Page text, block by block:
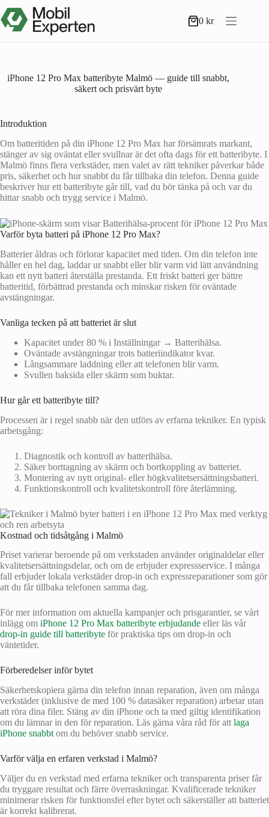
till
innehåll
Varukorg
0kr
iPhone 12 Pro Max batteribyte Malmö — guide till snabbt,
säkert och prisvärt byte
Introduktion
Om batteritiden på din iPhone 12 Pro Max har försämrats markant,
stänger av sig oväntat eller svullnar är det ofta dags för ett batteribyte. I
Malmö finns flera verkstäder, men valet av rätt tekniker påverkar både
pris, säkerhet och hur snabbt du får tillbaka din telefon. Denna guide
beskriver hur ett batteribyte går till, vad du bör tänka på och var du
hittar snabb och trygg service i Malmö.
Varför byta batteri på iPhone 12 Pro Max?
Batterier åldras och förlorar kapacitet med tiden. Om din telefon inte
håller en hel dag, laddar ur snabbt eller blir varm vid lätt användning
kan ett nytt batteri återställa prestanda. Ett friskt batteri ger bättre
batteritid, förbättrad prestanda och minskar risken för oväntade
avstängningar.
Vanliga tecken på att batteriet är slut
Kapacitet under 80 % i Inställningar → Batterihälsa.
Oväntade avstängningar trots batteriindikator kvar.
Långsammare laddning eller att telefonen blir varm.
Svullen baksida eller skärm som buktar.
Hur går ett batteribyte till?
Processen är i regel snabb när den utförs av erfarna tekniker. En typisk
arbetsgång:
Diagnostik och kontroll av batterihälsa.
Säker borttagning av skärm och bortkoppling av batteriet.
Montering av nytt original- eller högkvalitetsersättningsbatteri.
Funktionskontroll och kvalitetskontroll före återlämning.
Kostnad och tidsåtgång i Malmö
Priset varierar beroende på om verkstaden använder originaldelar eller
kvalitetsersättningsdelar, och om de erbjuder expressservice. I många
fall erbjuder lokala verkstäder drop‑in och expressreparationer som gör
att du får tillbaka telefonen samma dag.
För mer information om aktuella kampanjer och prisgarantier, se vårt
inlägg om iPhone 12 Pro Max batteribyte erbjudande eller läs vår
drop‑in guide till batteribyte för praktiska tips om drop‑in och
väntetider.
Förberedelser inför bytet
Säkerhetskopiera gärna din telefon innan reparation, även om många
verkstäder (inklusive de med 100 % datasäker reparation) arbetar utan
att röra dina filer. Stäng av din iPhone och ta med giltig identifikation
om du lämnar in den för reparation. Läs gärna våra råd för att laga
iPhone snabbt om du behöver snabb service.
Varför välja en erfaren verkstad i Malmö?
Väljer du en verkstad med erfarna tekniker och transparenta priser får
du tryggare resultat och färre överraskningar. Kvalificerade tekniker
minimerar risken för funktionsfel efter bytet och säkerställer att batteriet
är korrekt kalibrerat.